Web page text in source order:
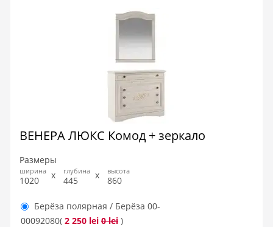
ВЕНЕРА ЛЮКС Комод + зеркало
Размеры
ширина
1020
глубина
445
высота
860
Берёза полярная / Берёза 00-
00092080( 2 250 lei 0 lei )